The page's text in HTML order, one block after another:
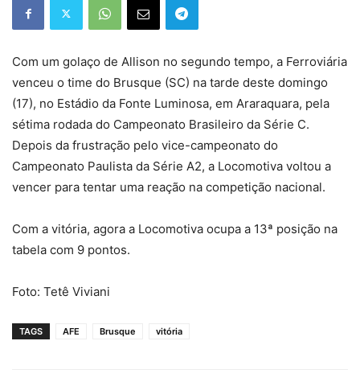
Com um golaço de Allison no segundo tempo, a Ferroviária
venceu o time do Brusque (SC) na tarde deste domingo
(17), no Estádio da Fonte Luminosa, em Araraquara, pela
sétima rodada do Campeonato Brasileiro da Série C.
Depois da frustração pelo vice-campeonato do
Campeonato Paulista da Série A2, a Locomotiva voltou a
vencer para tentar uma reação na competição nacional.
Com a vitória, agora a Locomotiva ocupa a 13ª posição na
tabela com 9 pontos.
Foto: Tetê Viviani
TAGS AFE Brusque vitória